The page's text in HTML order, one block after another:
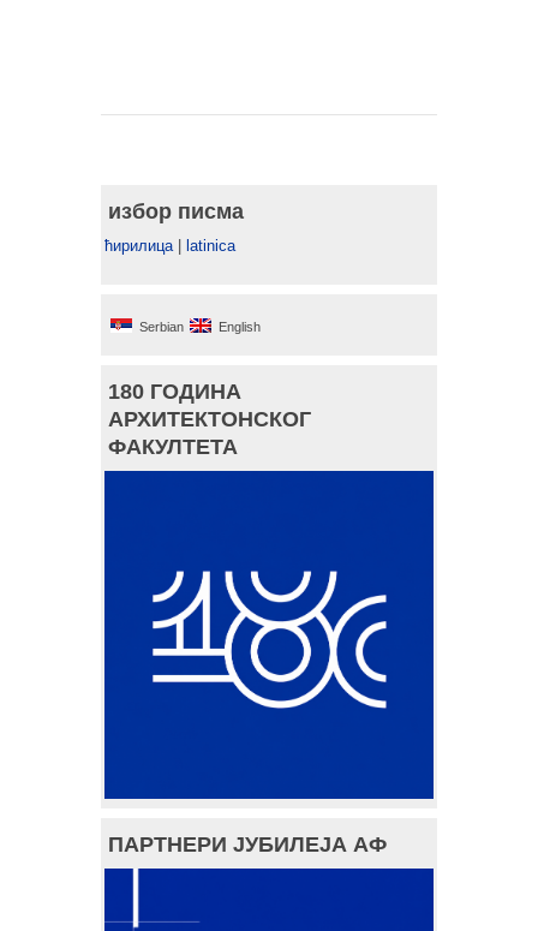
избор писма
ћирилица| latinica
Serbian English
180 ГОДИНА
АРХИТЕКТОНСКОГ
ФАКУЛТЕТА
ПАРТНЕРИ ЈУБИЛЕЈА АФ